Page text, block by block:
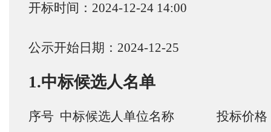
开标时间：2024-12-24 14:00
公示开始日期：2024-12-25
1.中标候选人名单
序号 中标候选人单位名称 投标价格